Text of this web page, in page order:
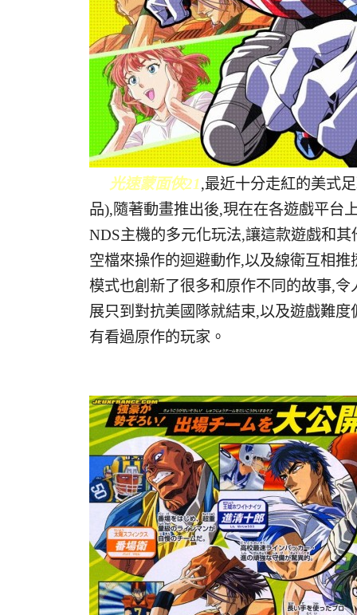
光速蒙面俠21,最近十分走紅的美式
品),隨著動畫推出後,現在在各遊戲平台
NDS主機的多元化玩法,讓這款遊戲和
空檔來操作的迴避動作,以及線衛互相
模式也創新了很多和原作不同的故事,
展只到對抗美國隊就結束,以及遊戲難
有看過原作的玩家。